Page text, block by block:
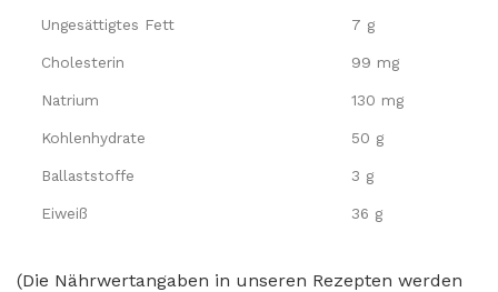
Ungesättigtes Fett 7 g
Cholesterin 99 mg
Natrium 130 mg
Kohlenhydrate 50 g
Ballaststoffe 3 g
Eiweiß 36 g
(Die Nährwertangaben in unseren Rezepten werden